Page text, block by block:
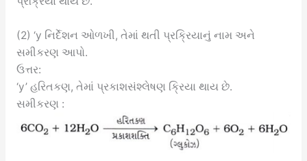
(2) ‘y નિર્દેશન ઓળખી, તેમાં થતી પ્રક્રિયાનું નામ અને
સમીકરણ આપો.
ઉત્તર:
‘y’ હરિતકણ, તેમાં પ્રકાશસંશ્લેષણ ક્રિયા થાય છે.
સમીકરણ :